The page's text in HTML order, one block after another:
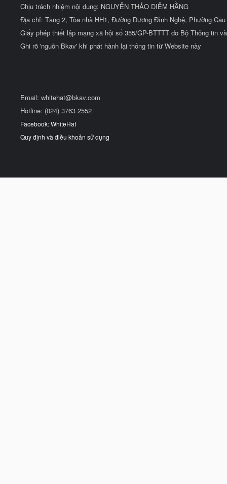
Chịu trách nhiệm nội dung: NGUYỄN THẢO DIỄM HẰNG
Địa chỉ: Tầng 2, Tòa nhà HH1, Đường Dương Đình Nghệ, Phường
Giấy phép thiết lập mạng xã hội số 355/GP-BTTTT do Bộ Thông tin
Ghi rõ 'nguồn Bkav' khi phát hành lại thông tin từ Website này
Email: whitehat@bkav.com
Hotline: (024) 3763 2552
Facebook: WhiteHat
Quy định và điều khoản sử dụng